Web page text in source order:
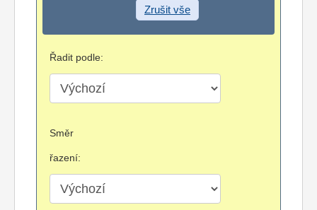
Zrušit vše
Řadit podle:
Směr
řazení: